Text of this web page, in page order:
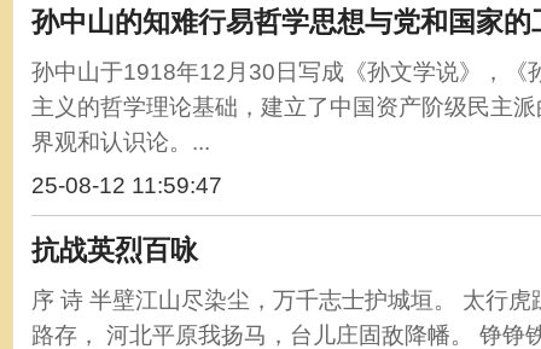
孙中山的知难行易哲学思想与党和国家的
孙中山于1918年12月30日写成《孙文学说》，《
主义的哲学理论基础，建立了中国资产阶级民主
界观和认识论。...
25-08-12 11:59:47
抗战英烈百咏
序 诗 半壁江山尽染尘，万千志士护城垣。 太行
路存， 河北平原我扬马，台儿庄固敌降幡。 铮铮